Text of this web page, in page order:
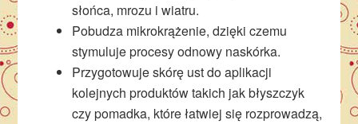
słońca, mrozu i wiatru.
Pobudza mikrokrążenie, dzięki czemu
stymuluje procesy odnowy naskórka.
Przygotowuje skórę ust do aplikacji
kolejnych produktów takich jak błyszczyk
czy pomadka, które łatwiej się rozprowadzą,